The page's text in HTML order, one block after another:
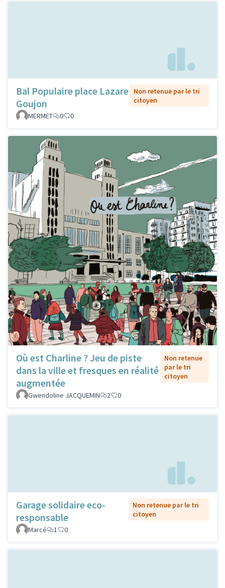
Bal Populaire place Lazare
Goujon
Non retenue par le tri
citoyen
MERMET
0 0
Où est Charline ? Jeu de piste
dans la ville et fresques en réalité
augmentée
Non retenue
par le tri
citoyen
Gwendoline JACQUEMIN 2 0
Garage solidaire eco-
responsable
Non retenue par le tri
citoyen
Marcé
1 0